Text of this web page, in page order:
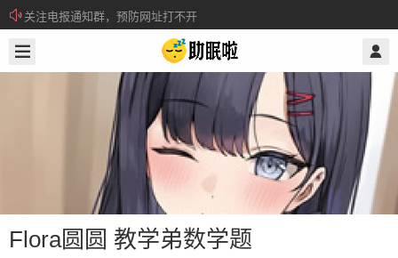
关注电报通知群，预防网址打不开
所有注册用户记得每日来签到领取积分。
Flora圆圆 教学弟数学题
@ 助眠啦